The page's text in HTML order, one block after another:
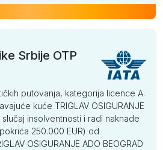
Srbije OTP
putovanja, kategorija licence A.
kuće TRIGLAV OSIGURANJE
slučaj insolventnosti i radi naknade
250.000 EUR) od
OSIGURANJE ADO BEOGRAD